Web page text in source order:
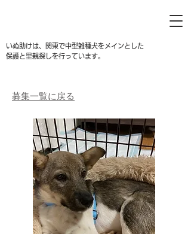
いぬ助けは、関東で中型雑種犬をメインとした
保護と里親探しを行っています。
募集一覧に戻る